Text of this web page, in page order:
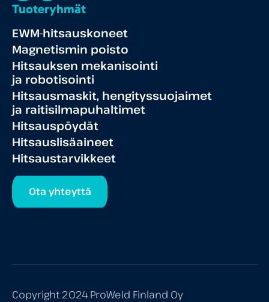
Tuoteryhmät
EWM-hitsauskoneet
Magnetismin poisto
Hitsauksen mekanisointi
ja robotisointi
Hitsausmaskit, hengityssuojaimet
ja raitisilmapuhaltimet
Hitsauspöydät
Hitsauslisäaineet
Hitsaustarvikkeet
Ota yhteyttä
Copyright 2024 ProWeld Finland Oy